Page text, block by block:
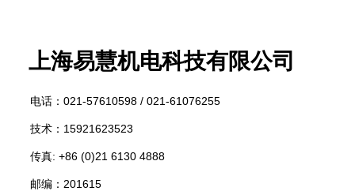
电话： 021-57610598 / 021-61076255
技术：15921623523
传真: +86 (0)21 6130 4888
邮编：201615
上海易慧机电科技有限公司